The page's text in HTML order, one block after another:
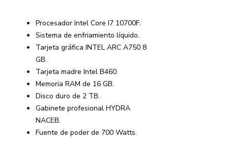
Procesador Intel Core I7 10700F.
Sistema de enfriamiento líquido.
Tarjeta gráfica INTEL ARC A750 8
GB.
Tarjeta madre Intel B460.
Memoria RAM de 16 GB.
Disco duro de 2 TB.
Gabinete profesional HYDRA
NACEB.
Fuente de poder de 700 Watts.